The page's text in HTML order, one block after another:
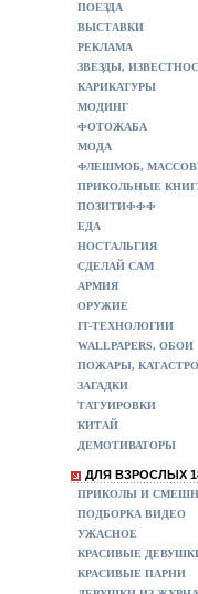
ПОЕЗДА
ВЫСТАВКИ
РЕКЛАМА
ЗВЕЗДЫ,
КАРИКАТУРЫ
МОДИНГ
ФОТОЖАБА
МОДА
ФЛЕШМОБ,
ПРИКОЛЬНЫЕ
ПОЗИТИФФФ
ЕДА
НОСТАЛЬГИЯ
СДЕЛАЙ САМ
АРМИЯ
ОРУЖИЕ
IT-ТЕХНОЛОГИИ
WALLPAPERS, ОБОИ
ПОЖАРЫ,
ЗАГАДКИ
ТАТУИРОВКИ
КИТАЙ
ДЕМОТИВАТОРЫ
ДЛЯ ВЗРОСЛЫХ
ПРИКОЛЫ И
ПОДБОРКА ВИДЕО
УЖАСНОЕ
КРАСИВЫЕ
КРАСИВЫЕ ПАРНИ